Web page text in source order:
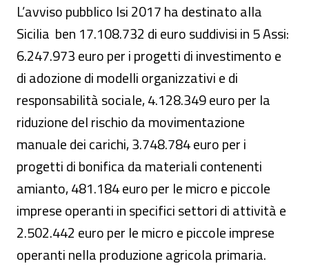
L’avviso pubblico Isi 2017 ha destinato alla
Sicilia ben 17.108.732 di euro suddivisi in 5 Assi:
6.247.973 euro per i progetti di investimento e
di adozione di modelli organizzativi e di
responsabilità sociale, 4.128.349 euro per la
riduzione del rischio da movimentazione
manuale dei carichi, 3.748.784 euro per i
progetti di bonifica da materiali contenenti
amianto, 481.184 euro per le micro e piccole
imprese operanti in specifici settori di attività e
2.502.442 euro per le micro e piccole imprese
operanti nella produzione agricola primaria.